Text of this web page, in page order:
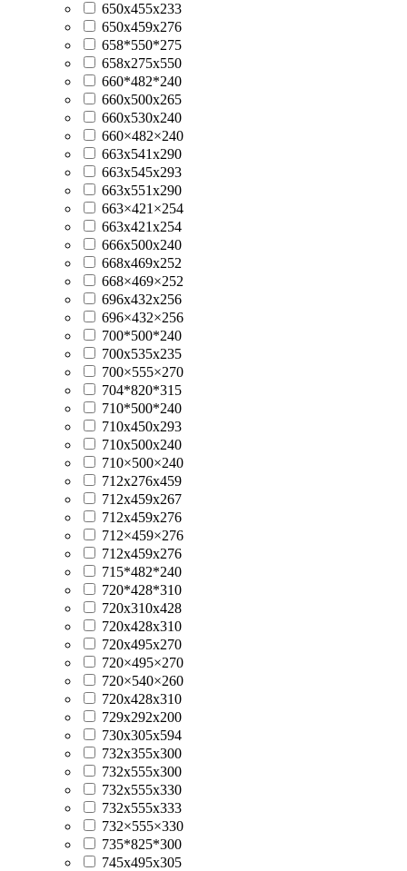
650x455x233
650x459x276
658*550*275
658x275x550
660*482*240
660x500x265
660x530x240
660×482×240
663x541x290
663x545x293
663x551x290
663×421×254
663х421х254
666x500x240
668x469x252
668×469×252
696x432x256
696×432×256
700*500*240
700x535x235
700×555×270
704*820*315
710*500*240
710x450x293
710x500x240
710×500×240
712x276x459
712x459x267
712x459x276
712×459×276
712х459х276
715*482*240
720*428*310
720x310x428
720x428x310
720x495x270
720×495×270
720×540×260
720х428х310
729x292x200
730x305x594
732x355x300
732x555x300
732x555x330
732x555x333
732×555×330
735*825*300
745x495x305